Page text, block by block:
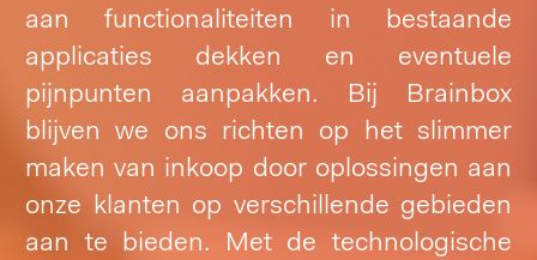
aan functionaliteiten in bestaande
applicaties dekken en eventuele
pijnpunten aanpakken. Bij Brainbox
blijven we ons richten op het slimmer
maken van inkoop door oplossingen aan
onze klanten op verschillende gebieden
aan te bieden. Met de technologische